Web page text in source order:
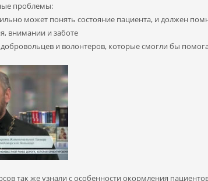
проблемы:
может понять состояние пациента, и должен
внимании и заботе
и волонтеров, которые смогли бы
так же узнали с особенности окормления